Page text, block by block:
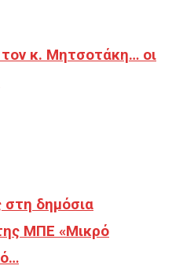
κ. Μητσοτάκη… οι
στη δημόσια
ΜΠΕ «Μικρό